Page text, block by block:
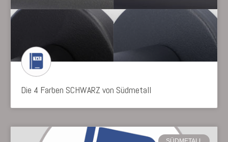
Die 4 Farben SCHWARZ von Südmetall